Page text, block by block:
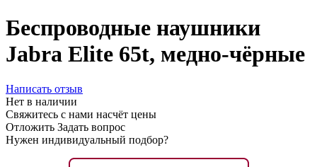
Беспроводные наушники
Jabra Elite 65t, медно-чёрные
Написать отзыв
Нет в наличии
Свяжитесь с нами насчёт цены
Отложить Задать вопрос
Нужен индивидуальный подбор?